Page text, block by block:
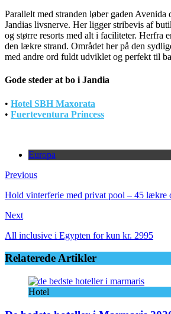
Parallelt med stranden løber gaden Avenida
Jandias livsnerve. Her ligger stribevis af
og større resorts med alt i faciliteter. Herfra
den lækre strand. Området her på den
med andre ord fuldt udviklet og perfekt til
Gode steder at bo i Jandia
• Hotel SBH Maxorata
• Fuerteventura Princess
Europa
Previous
Hold vinterferie med privat pool – 45 lækre
Next
All inclusive i Egypten for kun kr. 2995
Relaterede Artikler
Hotel